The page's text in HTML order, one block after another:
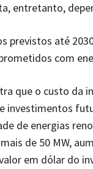
entretanto,
previstos até
com
que o custo da
investimentos
de energias
de 50 MW,
em dólar do